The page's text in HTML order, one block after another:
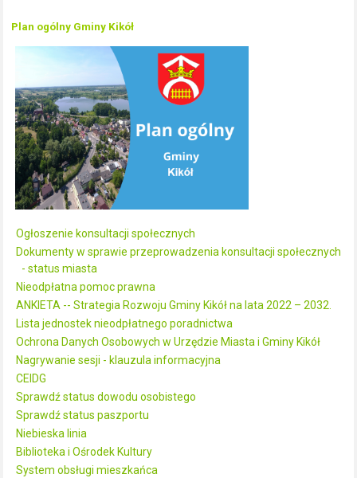
Plan ogólny Gminy Kikół
Ogłoszenie konsultacji społecznych
Dokumenty w sprawie przeprowadzenia konsultacji społecznych
- status miasta
Nieodpłatna pomoc prawna
ANKIETA -- Strategia Rozwoju Gminy Kikół na lata 2022 – 2032.
Lista jednostek nieodpłatnego poradnictwa
Ochrona Danych Osobowych w Urzędzie Miasta i Gminy Kikół
Nagrywanie sesji - klauzula informacyjna
CEIDG
Sprawdź status dowodu osobistego
Sprawdź status paszportu
Niebieska linia
Biblioteka i Ośrodek Kultury
System obsługi mieszkańca